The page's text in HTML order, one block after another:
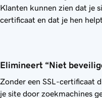
Klanten kunnen zien dat je
certificaat en dat je hen
Elimineert “Niet
Zonder een SSL-certificaat
je site door zoekmachines